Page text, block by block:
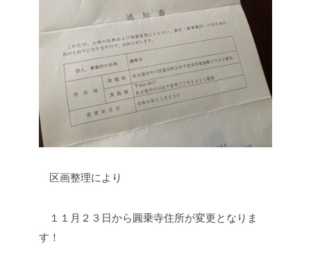
区画整理により
１１月２３日から圓乗寺住所が変更となりま
す！